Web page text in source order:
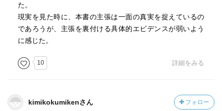
た。
現実を見た時に、本書の主張は一面の真実を捉えているの
であろうが、主張を裏付ける具体的エビデンスが弱いよう
に感じた。
10 詳細をみる
kimikokumikenさん フォロー